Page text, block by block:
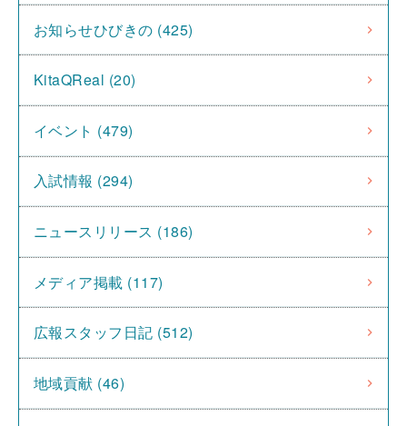
お知らせひびきの (425)
KitaQReal (20)
イベント (479)
入試情報 (294)
ニュースリリース (186)
メディア掲載 (117)
広報スタッフ日記 (512)
地域貢献 (46)